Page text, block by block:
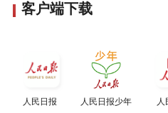
客户端下载
人民日报 人民日报少年